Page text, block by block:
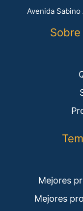
Avenida
Sobre
Mejores
Mejores